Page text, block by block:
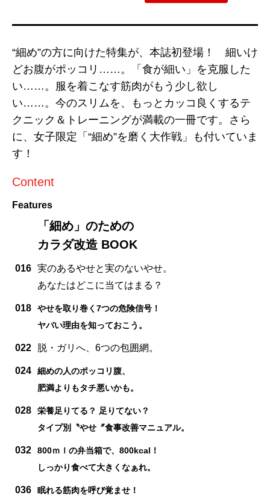
“細め”の方に向けた特集が、本誌初登場！ 細いけ
どお腹がポッコリ……。「食が細い」を克服した
い……。服を着こなす筋肉がもう少し欲し
い……。今のスリムを、もっとカッコ良くするテ
クニック＆トレーニングが満載の一冊です。さら
に、女子限定「“細め”を磨く大作戦」も付いていま
す！
Content
Features
「細め」のための
カラダ改造 BOOK
016 実のあるやせと実のないやせ。
あなたはどこに当てはまる？
018
やせを取り巻く7つの危険信号！
ヤバい理由を知っておこう。
022 脱・ガリへ、6つの包囲網。
024
細めの人のポッコリ腹、
肥満よりもタチ悪いかも。
028
栄養足りてる？ 足りてない？
タイプ別〝やせ〞食事改善マニュアル。
032
800ｍｌの弁当箱で、800kcal！
しっかり食べて大きくなぁれ。
036
眠れる筋肉を呼び覚ませ！